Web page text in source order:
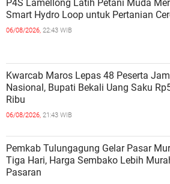
P4S Lamellong Latih Petani Muda
Smart Hydro Loop untuk Pertanian
06/08/2026, 22:43 WIB
Kwarcab Maros Lepas 48 Peserta
Nasional, Bupati Bekali Uang Saku
Ribu
06/08/2026, 21:43 WIB
Pemkab Tulungagung Gelar Pasar
Tiga Hari, Harga Sembako Lebih
Pasaran